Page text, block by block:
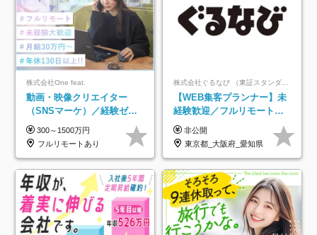
株式会社One feat.
動画・映像クリエイター
（SNSマーケ）／経験ゼロ
から一流へ／フルリモート
OK／月給30万円～／年休
130日以上
300～1500万円
フルリモートあり
【WEB集客プランナー】未
経験歓迎／フルリモートメ
イン／プライム上場／土日
祝休み／東京・大阪・名古
非公開
東京都_大阪府_愛知県